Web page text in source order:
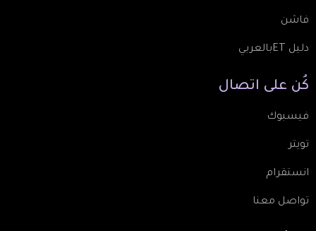
فاشن
دليل ETبالعربي
كُن على اتصال
فيسبوك
تويتر
انستقرام
تواصل معنا